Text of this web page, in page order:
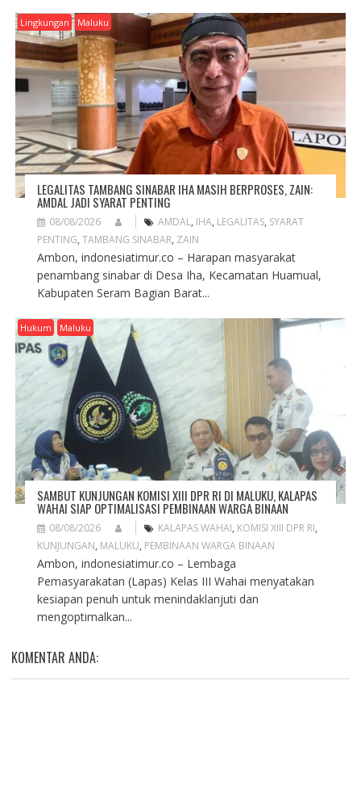
Lingkungan Maluku
LEGALITAS TAMBANG SINABAR IHA MASIH BERPROSES, ZAIN:
AMDAL JADI SYARAT PENTING
08/08/2026 AMDAL, IHA, LEGALITAS, SYARAT
PENTING, TAMBANG SINABAR, ZAIN
Ambon, indonesiatimur.co – Harapan masyarakat
penambang sinabar di Desa Iha, Kecamatan Huamual,
Kabupaten Seram Bagian Barat...
Hukum Maluku
SAMBUT KUNJUNGAN KOMISI XIII DPR RI DI MALUKU, KALAPAS
WAHAI SIAP OPTIMALISASI PEMBINAAN WARGA BINAAN
08/08/2026 KALAPAS WAHAI, KOMISI XIII DPR RI,
KUNJUNGAN, MALUKU, PEMBINAAN WARGA BINAAN
Ambon, indonesiatimur.co – Lembaga
Pemasyarakatan (Lapas) Kelas III Wahai menyatakan
kesiapan penuh untuk menindaklanjuti dan
mengoptimalkan...
KOMENTAR ANDA: